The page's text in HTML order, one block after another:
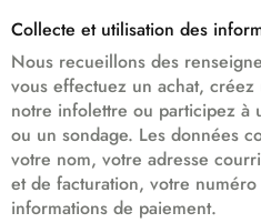
Collecte et utilisation des
Nous recueillons des
vous effectuez un achat,
notre infolettre ou participez à
ou un sondage. Les données
votre nom, votre adresse
et de facturation, votre
informations de paiement.